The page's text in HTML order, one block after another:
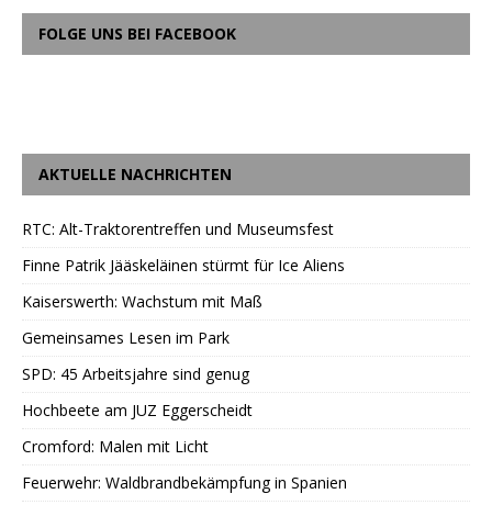
FOLGE UNS BEI FACEBOOK
AKTUELLE NACHRICHTEN
RTC: Alt-Traktorentreffen und Museumsfest
Finne Patrik Jääskeläinen stürmt für Ice Aliens
Kaiserswerth: Wachstum mit Maß
Gemeinsames Lesen im Park
SPD: 45 Arbeitsjahre sind genug
Hochbeete am JUZ Eggerscheidt
Cromford: Malen mit Licht
Feuerwehr: Waldbrandbekämpfung in Spanien